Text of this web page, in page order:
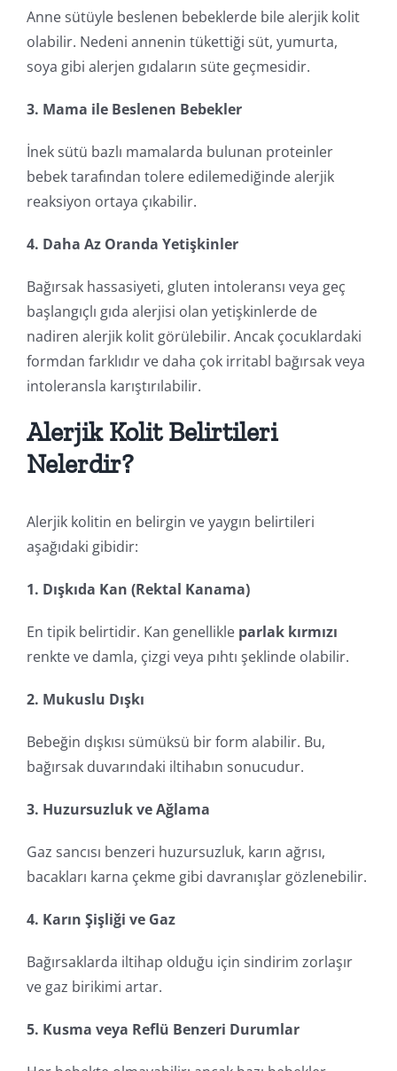
Anne sütüyle beslenen bebeklerde bile alerjik kolit
olabilir. Nedeni annenin tükettiği süt, yumurta,
soya gibi alerjen gıdaların süte geçmesidir.
3. Mama ile Beslenen Bebekler
İnek sütü bazlı mamalarda bulunan proteinler
bebek tarafından tolere edilemediğinde alerjik
reaksiyon ortaya çıkabilir.
4. Daha Az Oranda Yetişkinler
Bağırsak hassasiyeti, gluten intoleransı veya geç
başlangıçlı gıda alerjisi olan yetişkinlerde de
nadiren alerjik kolit görülebilir. Ancak çocuklardaki
formdan farklıdır ve daha çok irritabl bağırsak veya
intoleransla karıştırılabilir.
Alerjik Kolit Belirtileri
Nelerdir?
Alerjik kolitin en belirgin ve yaygın belirtileri
aşağıdaki gibidir:
1. Dışkıda Kan (Rektal Kanama)
En tipik belirtidir. Kan genellikle parlak kırmızı
renkte ve damla, çizgi veya pıhtı şeklinde olabilir.
2. Mukuslu Dışkı
Bebeğin dışkısı sümüksü bir form alabilir. Bu,
bağırsak duvarındaki iltihabın sonucudur.
3. Huzursuzluk ve Ağlama
Gaz sancısı benzeri huzursuzluk, karın ağrısı,
bacakları karna çekme gibi davranışlar gözlenebilir.
4. Karın Şişliği ve Gaz
Bağırsaklarda iltihap olduğu için sindirim zorlaşır
ve gaz birikimi artar.
5. Kusma veya Reflü Benzeri Durumlar